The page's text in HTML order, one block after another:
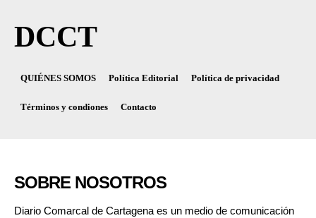
DCCT
QUIÉNES SOMOS Política Editorial Política de privacidad
Términos y condiones Contacto
SOBRE NOSOTROS
Diario Comarcal de Cartagena es un medio de comunicación